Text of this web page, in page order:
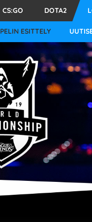
CS:GO DOTA2
PELIN ESITTELY